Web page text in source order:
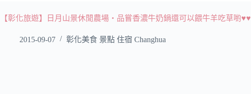
【彰化旅遊】日月山景休閒農場‧品嘗香濃牛奶鍋還可以餵牛羊吃草喲♥♥
2015-09-07 彰化美食 景點 住宿 Changhua